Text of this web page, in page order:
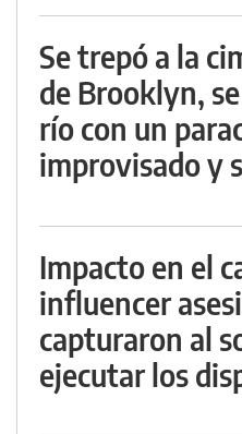
Se trepó a la
de Brooklyn,
río con un
improvisado y
Impacto en el
influencer
capturaron al
ejecutar los